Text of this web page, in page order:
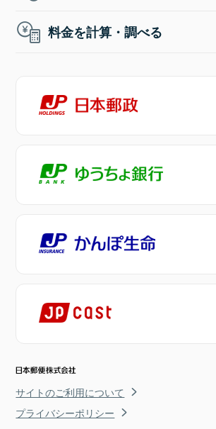
料金を計算・調べる
サイトのご利用について
プライバシーポリシー